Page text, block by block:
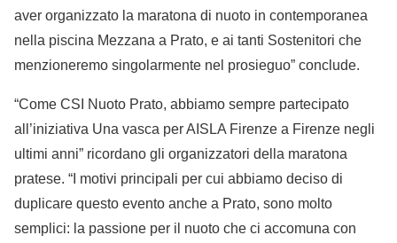
aver organizzato la maratona di nuoto in contemporanea
nella piscina Mezzana a Prato, e ai tanti Sostenitori che
menzioneremo singolarmente nel prosieguo” conclude.
“Come CSI Nuoto Prato, abbiamo sempre partecipato
all’iniziativa Una vasca per AISLA Firenze a Firenze negli
ultimi anni” ricordano gli organizzatori della maratona
pratese. “I motivi principali per cui abbiamo deciso di
duplicare questo evento anche a Prato, sono molto
semplici: la passione per il nuoto che ci accomuna con